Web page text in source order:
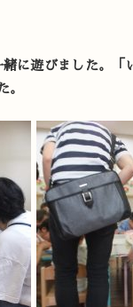
に遊びました。
。